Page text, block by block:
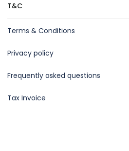
T&C
Terms & Conditions
Privacy policy
Frequently asked questions
Tax Invoice